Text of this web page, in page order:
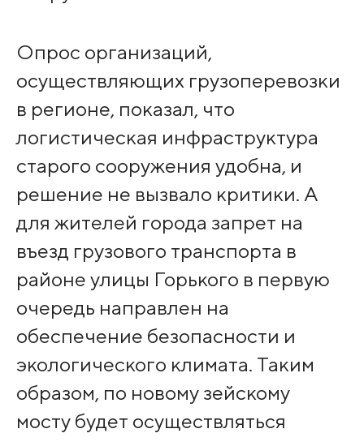
Опрос организаций,
осуществляющих грузоперевозки
в регионе, показал, что
логистическая инфраструктура
старого сооружения удобна, и
решение не вызвало критики. А
для жителей города запрет на
въезд грузового транспорта в
районе улицы Горького в первую
очередь направлен на
обеспечение безопасности и
экологического климата. Таким
образом, по новому зейскому
мосту будет осуществляться